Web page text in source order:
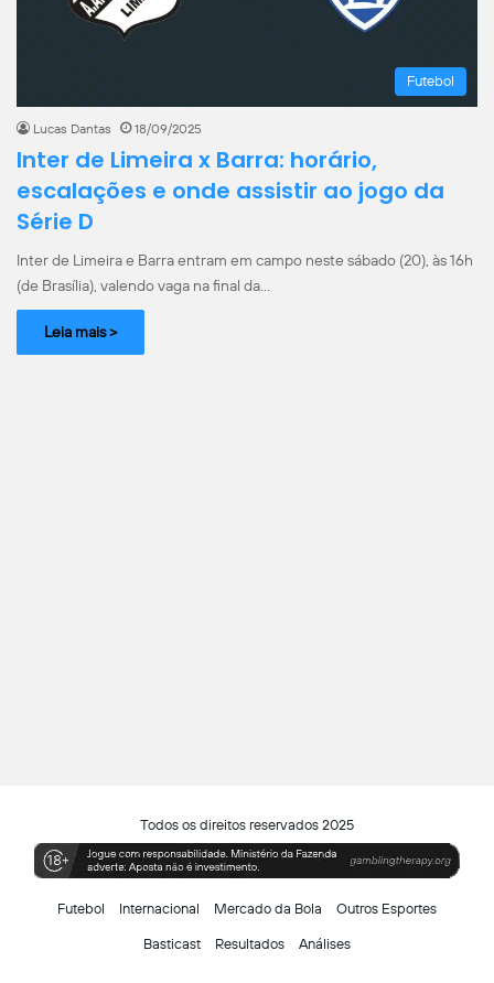
Futebol
Lucas Dantas 18/09/2025
Inter de Limeira x Barra: horário,
escalações e onde assistir ao jogo da
Série D
Inter de Limeira e Barra entram em campo neste sábado (20), às 16h
(de Brasília), valendo vaga na final da…
Leia mais >
Todos os direitos reservados 2025
Futebol Internacional Mercado da Bola Outros Esportes
Basticast Resultados Análises